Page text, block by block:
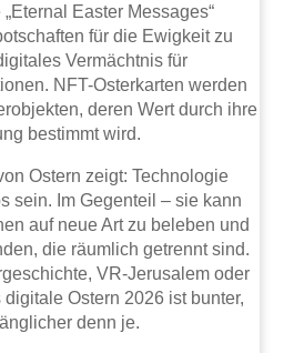
Easter Messages“
für die Ewigkeit zu
Vermächtnis für
NFT-Osterkarten werden
deren Wert durch ihre
bestimmt wird.
Ostern zeigt: Technologie
sein. Im Gegenteil – sie kann
auf neue Art zu beleben und
die räumlich getrennt sind.
VR-Jerusalem oder
Ostern 2026 ist bunter,
denn je.